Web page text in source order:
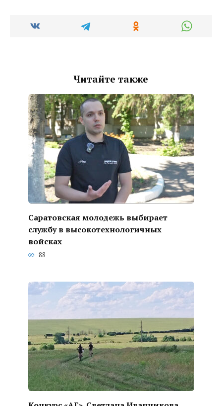
Читайте также
Саратовская молодежь выбирает
службу в высокотехнологичных
войсках
88